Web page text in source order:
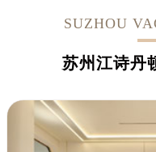
SUZHOU
苏州江诗丹